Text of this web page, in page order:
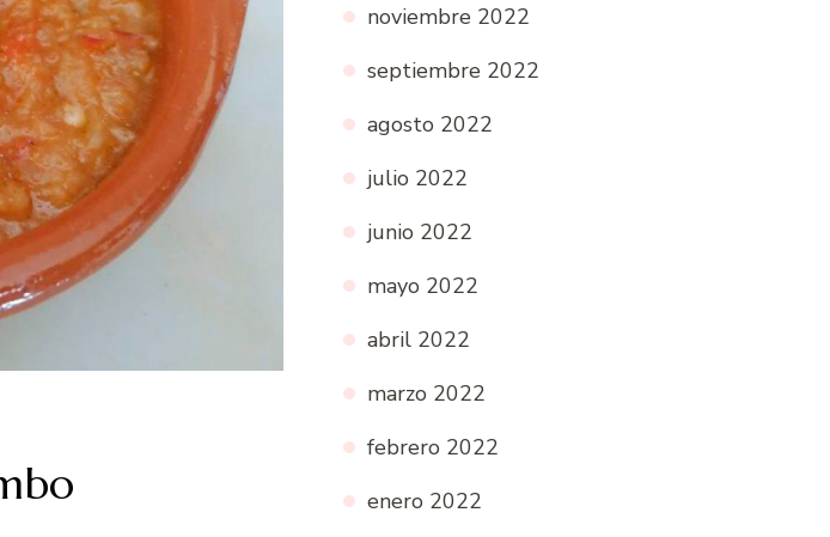
noviembre 2022
septiembre 2022
agosto 2022
julio 2022
junio 2022
mayo 2022
abril 2022
marzo 2022
febrero 2022
enero 2022